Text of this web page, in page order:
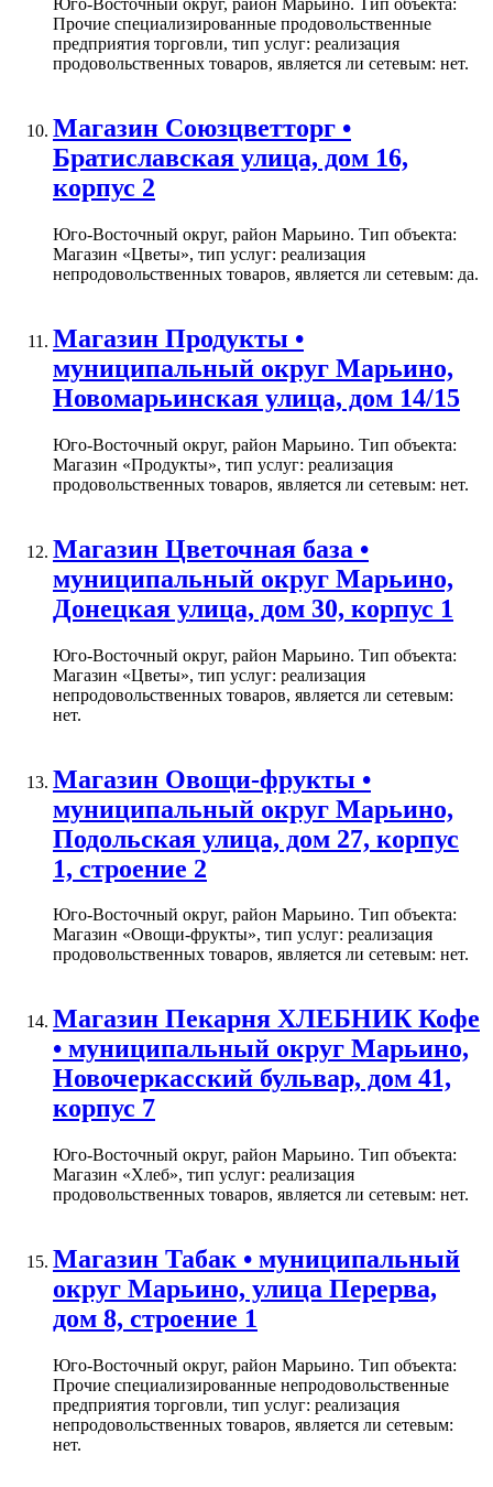
Юго-Восточный округ, район Марьино. Тип объекта:
Прочие специализированные продовольственные
предприятия торговли, тип услуг: реализация
продовольственных товаров, является ли сетевым: нет.
Магазин Союзцветторг •
Братиславская улица, дом 16,
корпус 2
Юго-Восточный округ, район Марьино. Тип объекта:
Магазин «Цветы», тип услуг: реализация
непродовольственных товаров, является ли сетевым: да.
Магазин Продукты •
муниципальный округ Марьино,
Новомарьинская улица, дом 14/15
Юго-Восточный округ, район Марьино. Тип объекта:
Магазин «Продукты», тип услуг: реализация
продовольственных товаров, является ли сетевым: нет.
Магазин Цветочная база •
муниципальный округ Марьино,
Донецкая улица, дом 30, корпус 1
Юго-Восточный округ, район Марьино. Тип объекта:
Магазин «Цветы», тип услуг: реализация
непродовольственных товаров, является ли сетевым:
нет.
Магазин Овощи-фрукты •
муниципальный округ Марьино,
Подольская улица, дом 27, корпус
1, строение 2
Юго-Восточный округ, район Марьино. Тип объекта:
Магазин «Овощи-фрукты», тип услуг: реализация
продовольственных товаров, является ли сетевым: нет.
Магазин Пекарня ХЛЕБНИК Кофе
• муниципальный округ Марьино,
Новочеркасский бульвар, дом 41,
корпус 7
Юго-Восточный округ, район Марьино. Тип объекта:
Магазин «Хлеб», тип услуг: реализация
продовольственных товаров, является ли сетевым: нет.
Магазин Табак • муниципальный
округ Марьино, улица Перерва,
дом 8, строение 1
Юго-Восточный округ, район Марьино. Тип объекта:
Прочие специализированные непродовольственные
предприятия торговли, тип услуг: реализация
непродовольственных товаров, является ли сетевым:
нет.